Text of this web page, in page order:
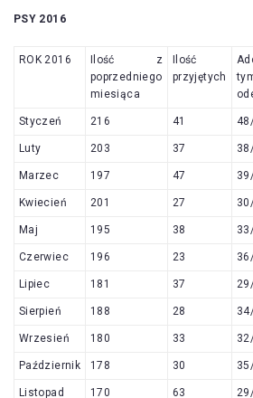
PSY 2016
ROK 2016
Ilość z
poprzedniego
miesiąca
Ilość
przyjętych
Styczeń 216 41
Luty 203 37
Marzec 197 47
Kwiecień 201 27
Maj 195 38
Czerwiec 196 23
Lipiec 181 37
Sierpień 188 28
Wrzesień 180 33
Październik 178 30
Listopad 170 63